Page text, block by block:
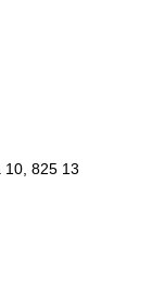
10, 825 13